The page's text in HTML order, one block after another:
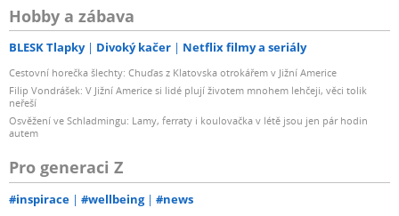
Hobby a zábava
BLESK Tlapky Divoký kačer Netflix filmy a seriály
Cestovní horečka šlechty: Chuďas z Klatovska otrokářem v Jižní Americe
Filip Vondrášek: V Jižní Americe si lidé plují životem mnohem lehčeji, věci tolik
neřeší
Osvěžení ve Schladmingu: Lamy, ferraty i koulovačka v létě jsou jen pár hodin
autem
Pro generaci Z
#inspirace #wellbeing #news